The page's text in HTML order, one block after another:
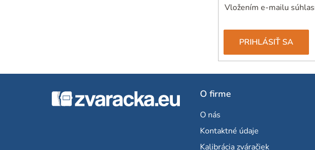
Vložením e-mailu
PRIHLÁSIŤ SA
O firme
O nás
Kontaktné údaje
Kalibrácia zváračiek